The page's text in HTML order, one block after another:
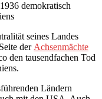
demokratisch
seines Landes
derAchsenmächte
den tausendfachen Tod
Ländern